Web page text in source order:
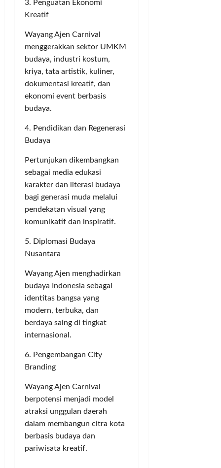
3. Penguatan Ekonomi
Kreatif
Wayang Ajen Carnival
menggerakkan sektor UMKM
budaya, industri kostum,
kriya, tata artistik, kuliner,
dokumentasi kreatif, dan
ekonomi event berbasis
budaya.
4. Pendidikan dan Regenerasi
Budaya
Pertunjukan dikembangkan
sebagai media edukasi
karakter dan literasi budaya
bagi generasi muda melalui
pendekatan visual yang
komunikatif dan inspiratif.
5. Diplomasi Budaya
Nusantara
Wayang Ajen menghadirkan
budaya Indonesia sebagai
identitas bangsa yang
modern, terbuka, dan
berdaya saing di tingkat
internasional.
6. Pengembangan City
Branding
Wayang Ajen Carnival
berpotensi menjadi model
atraksi unggulan daerah
dalam membangun citra kota
berbasis budaya dan
pariwisata kreatif.